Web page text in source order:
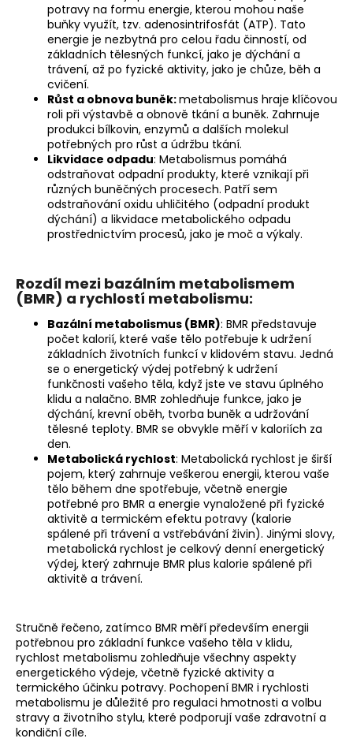
potravy na formu energie, kterou mohou naše
buňky využít, tzv. adenosintrifosfát (ATP). Tato
energie je nezbytná pro celou řadu činností, od
základních tělesných funkcí, jako je dýchání a
trávení, až po fyzické aktivity, jako je chůze, běh a
cvičení.
Růst a obnova buněk:metabolismus hraje klíčovou
roli při výstavbě a obnově tkání a buněk. Zahrnuje
produkci bílkovin, enzymů a dalších molekul
potřebných pro růst a údržbu tkání.
Likvidace odpadu: Metabolismus pomáhá
odstraňovat odpadní produkty, které vznikají při
různých buněčných procesech. Patří sem
odstraňování oxidu uhličitého (odpadní produkt
dýchání) a likvidace metabolického odpadu
prostřednictvím procesů, jako je moč a výkaly.
Rozdíl mezi bazálním metabolismem
(BMR) a rychlostí metabolismu:
Bazální metabolismus (BMR): BMR představuje
počet kalorií, které vaše tělo potřebuje k udržení
základních životních funkcí v klidovém stavu. Jedná
se o energetický výdej potřebný k udržení
funkčnosti vašeho těla, když jste ve stavu úplného
klidu a nalačno. BMR zohledňuje funkce, jako je
dýchání, krevní oběh, tvorba buněk a udržování
tělesné teploty. BMR se obvykle měří v kaloriích za
den.
Metabolická rychlost: Metabolická rychlost je širší
pojem, který zahrnuje veškerou energii, kterou vaše
tělo během dne spotřebuje, včetně energie
potřebné pro BMR a energie vynaložené při fyzické
aktivitě a termickém efektu potravy (kalorie
spálené při trávení a vstřebávání živin). Jinými slovy,
metabolická rychlost je celkový denní energetický
výdej, který zahrnuje BMR plus kalorie spálené při
aktivitě a trávení.
Stručně řečeno, zatímco BMR měří především energii
potřebnou pro základní funkce vašeho těla v klidu,
rychlost metabolismu zohledňuje všechny aspekty
energetického výdeje, včetně fyzické aktivity a
termického účinku potravy. Pochopení BMR i rychlosti
metabolismu je důležité pro regulaci hmotnosti a volbu
stravy a životního stylu, které podporují vaše zdravotní a
kondiční cíle.